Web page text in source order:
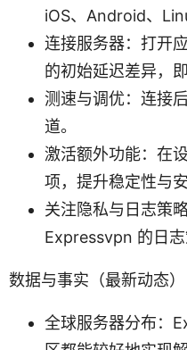
iOS、Android、
连接服务器：打开
的初始延迟差异，即
测速与调优：连接
道。
激活额外功能：在
项，提升稳定性与安
关注隐私与日志策
Expressvpn 的日志
数据与事实（最新动态）
全球服务器分布：